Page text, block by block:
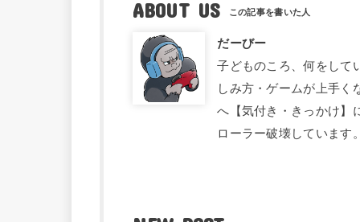
ABOUT US
だーびー
子どものころ、何をして
しみ方・ゲームが上手く
へ【気付き・きっかけ】
ローラー破壊しています